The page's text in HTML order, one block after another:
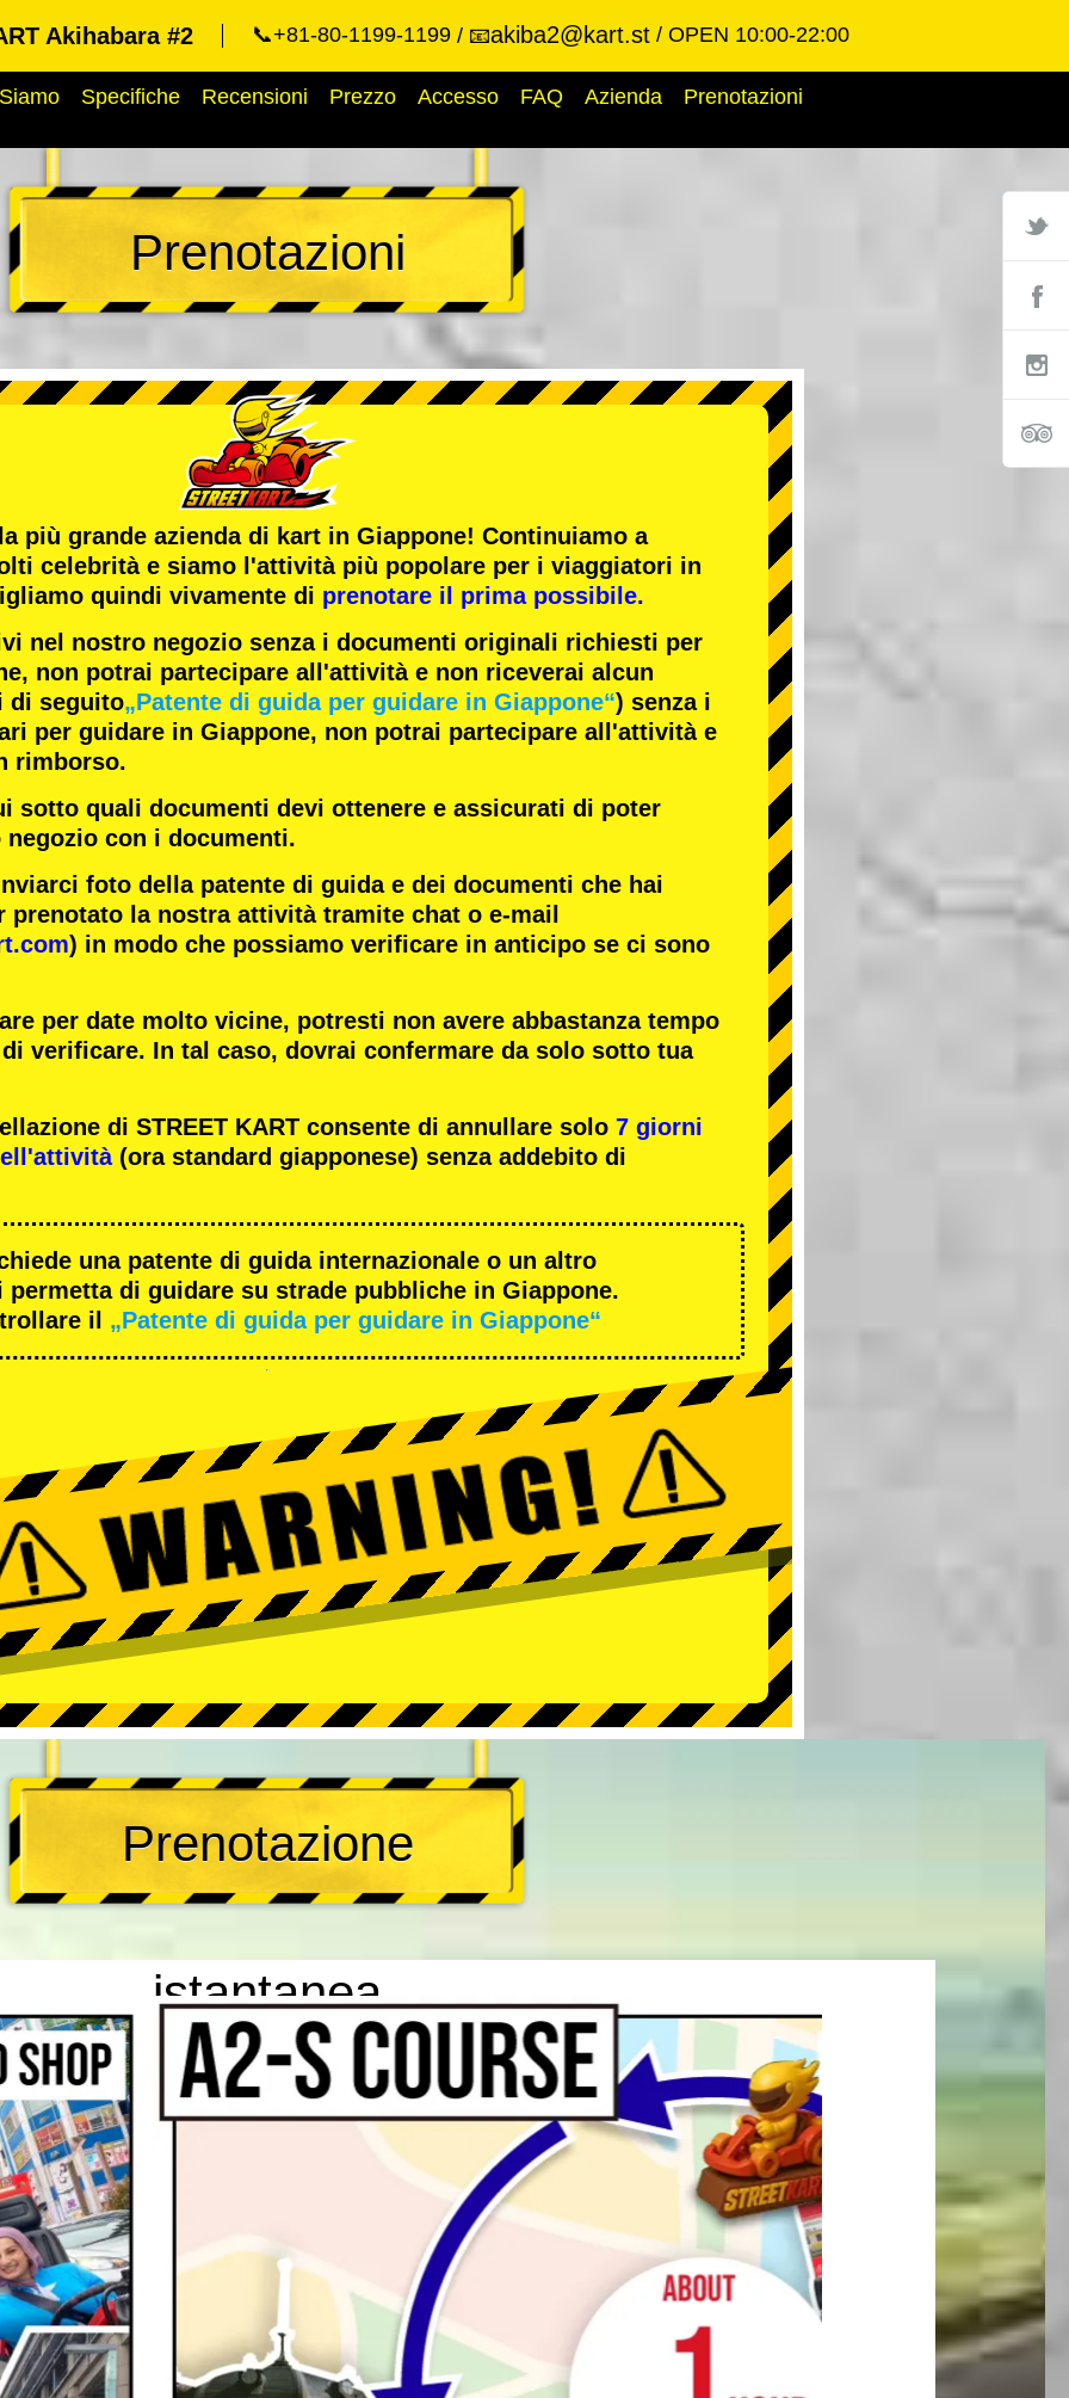
Akihabara #2 📞+81-80-1199-1199 📧akiba2@kart.st OPEN 10:00-22:00
Specifiche Recensioni Prezzo Accesso FAQ Azienda Prenotazioni
Prenotazioni
più grande azienda di kart in Giappone! Continuiamo a
celebritàe siamo l'attività più popolare per i viaggiatori in
quindi vivamente di prenotare il prima possibile.
nel nostro negozio senza i documenti originali richiesti per
non potrai partecipare all'attività e non riceverai alcun
di seguito„Patente di guida per guidare in Giappone“) senza i
per guidare in Giappone, non potrai partecipare all'attività e
rimborso.
sotto quali documenti devi ottenere e assicurati di poter
con i documenti.
foto della patente di guida e dei documenti che hai
prenotato la nostra attività tramite chat o e-mail
) in modo che possiamo verificare in anticipo se ci sono
per date molto vicine, potresti non avere abbastanza tempo
verificare. In tal caso, dovrai confermare da solo sotto tua
di STREET KART consente di annullare solo 7 giorni
(ora standard giapponese) senza addebito di
una patente di guida internazionale o un altro
permetta di guidare su strade pubbliche in Giappone.
il
„Patente di guida per guidare in Giappone“
Prenotazione
istantanea